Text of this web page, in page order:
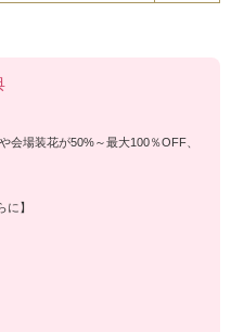
会場装花が50%～最大100％OFF、
に】